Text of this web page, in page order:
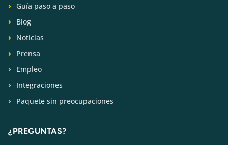
Guía paso a paso
Blog
Noticias
Prensa
Empleo
Integraciones
Paquete sin preocupaciones
¿PREGUNTAS?